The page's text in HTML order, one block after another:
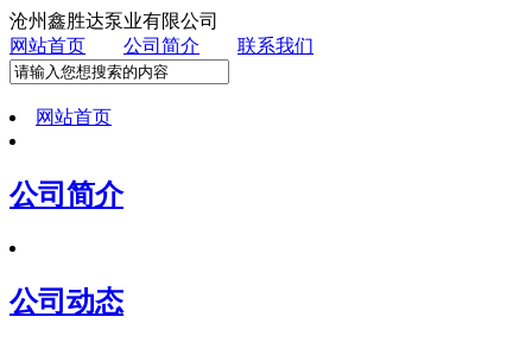
沧州鑫胜达泵业有限公司
网站首页
公司简介 联系我们
网站首页
公司简介
公司动态